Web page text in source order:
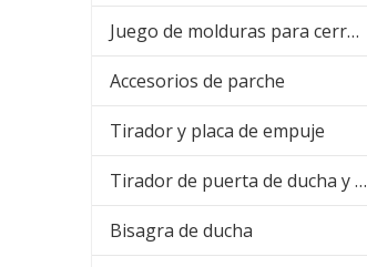
Juego de molduras para cerradura de embutir
Accesorios de parche
Tirador y placa de empuje
Tirador de puerta de ducha y barra para toallas
Bisagra de ducha